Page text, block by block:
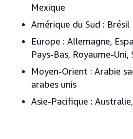
Mexique
Amérique du Sud : Brésil
Europe : Allemagne,
Pays-Bas, Royaume-Uni,
Moyen-Orient : Arabie
arabes unis
Asie-Pacifique :